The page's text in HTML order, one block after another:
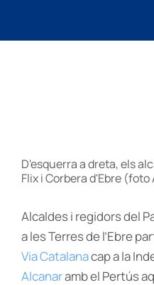
D'esquerra a dreta, els
Flix i Corbera d'Ebre (foto
Alcaldes i regidors del
a les Terres de l’Ebre
Via Catalanacap a la
Alcanaramb el Pertús